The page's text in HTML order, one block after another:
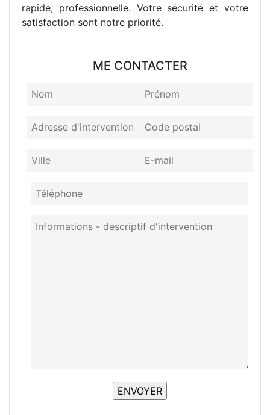
rapide, professionnelle. Votre sécurité et votre
satisfaction sont notre priorité.
ME CONTACTER